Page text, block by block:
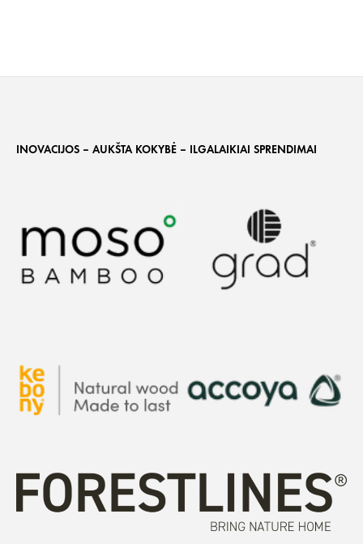
INOVACIJOS – AUKŠTA KOKYBĖ – ILGALAIKIAI SPRENDIMAI